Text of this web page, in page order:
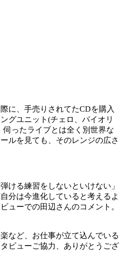
に、手売りされてたCDを購入
グユニット(チェロ、バイオリ
伺ったライブとは全く別世界な
ルを見ても、そのレンジの広さ
ける練習をしないといけない」
分は今進化していると考えるよ
ューでの田辺さんのコメント。
など、お仕事が立て込んでいる
ビューご協力、ありがとうござ